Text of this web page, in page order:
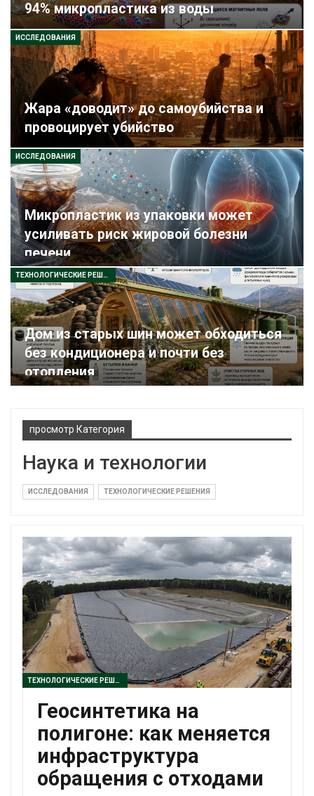
94% микропластика из воды
ИССЛЕДОВАНИЯ
Жара «доводит» до самоубийства и
провоцирует убийство
ИССЛЕДОВАНИЯ
Микропластик из упаковки может
усиливать риск жировой болезни
печени
ТЕХНОЛОГИЧЕСКИЕ РЕШЕНИЯ
Дом из старых шин может обходиться
без кондиционера и почти без
отопления
просмотр Категория
Наука и технологии
ИССЛЕДОВАНИЯ ТЕХНОЛОГИЧЕСКИЕ РЕШЕНИЯ
ТЕХНОЛОГИЧЕСКИЕ РЕШЕНИЯ
Геосинтетика на
полигоне: как меняется
инфраструктура
обращения с отходами